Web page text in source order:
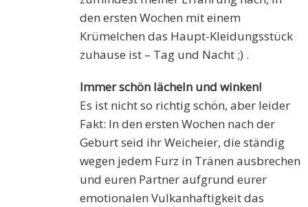
den ersten Wochen mit einem
Krümelchen das Haupt-Kleidungsstück
zuhause ist – Tag und Nacht ;) .
Immer schön lächeln und winken!
Es ist nicht so richtig schön, aber leider
Fakt: In den ersten Wochen nach der
Geburt seid ihr Weicheier, die ständig
wegen jedem Furz in Tränen ausbrechen
und euren Partner aufgrund eurer
emotionalen Vulkanhaftigkeit das